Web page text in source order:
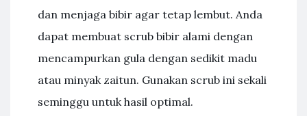
dan menjaga bibir agar tetap lembut. Anda
dapat membuat scrub bibir alami dengan
mencampurkan gula dengan sedikit madu
atau minyak zaitun. Gunakan scrub ini sekali
seminggu untuk hasil optimal.